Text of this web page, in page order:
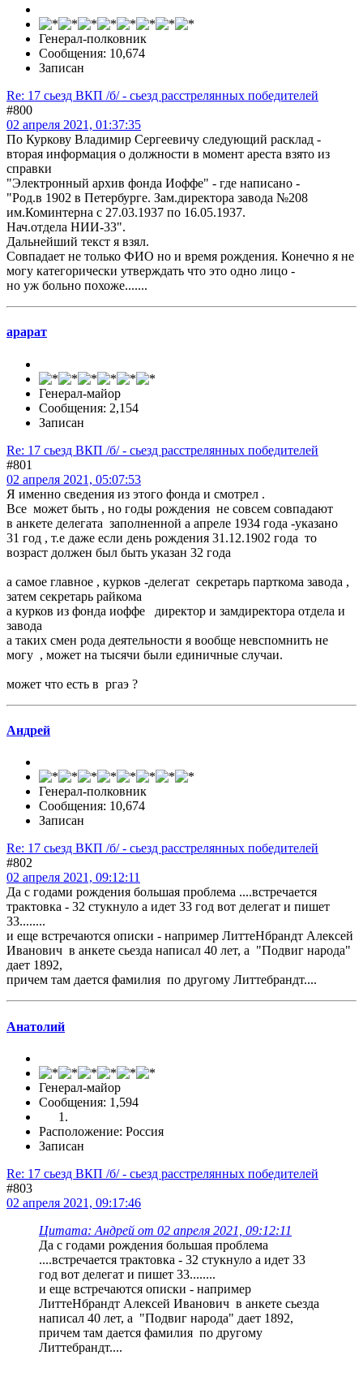
Генерал-полковник
Сообщения: 10,674
Записан
Re: 17 сьезд ВКП /б/ - сьезд расстрелянных победителей
#800
02 апреля 2021, 01:37:35
По Куркову Владимир Сергеевичу следующий расклад -
вторая информация о должности в момент ареста взято из
справки
"Электронный архив фонда Иоффе" - где написано -
"Род.в 1902 в Петербурге. Зам.директора завода №208
им.Коминтерна с 27.03.1937 по 16.05.1937.
Нач.отдела НИИ-33".
Дальнейший текст я взял.
Совпадает не только ФИО но и время рождения. Конечно я не
могу категорически утверждать что это одно лицо -
но уж больно похоже.......
арарат
Генерал-майор
Сообщения: 2,154
Записан
Re: 17 сьезд ВКП /б/ - сьезд расстрелянных победителей
#801
02 апреля 2021, 05:07:53
Я именно сведения из этого фонда и смотрел .
Все может быть , но годы рождения не совсем совпадают
в анкете делегата заполненной а апреле 1934 года -указано
31 год , т.е даже если день рождения 31.12.1902 года то
возраст должен был быть указан 32 года
а самое главное , курков -делегат секретарь парткома завода ,
затем секретарь райкома
а курков из фонда иоффе директор и замдиректора отдела и
завода
а таких смен рода деятельности я вообще невспомнить не
могу , может на тысячи были единичные случаи.
может что есть в ргаэ ?
Андрей
Генерал-полковник
Сообщения: 10,674
Записан
Re: 17 сьезд ВКП /б/ - сьезд расстрелянных победителей
#802
02 апреля 2021, 09:12:11
Да с годами рождения большая проблема ....встречается
трактовка - 32 стукнуло а идет 33 год вот делегат и пишет
33........
и еще встречаются описки - например ЛиттеНбрандт Алексей
Иванович в анкете сьезда написал 40 лет, а "Подвиг народа"
дает 1892,
причем там дается фамилия по другому Литтебрандт....
Анатолий
Генерал-майор
Сообщения: 1,594
Расположение: Россия
Записан
Re: 17 сьезд ВКП /б/ - сьезд расстрелянных победителей
#803
02 апреля 2021, 09:17:46
Цитата: Андрей от 02 апреля 2021, 09:12:11
Да с годами рождения большая проблема
....встречается трактовка - 32 стукнуло а идет 33
год вот делегат и пишет 33........
и еще встречаются описки - например
ЛиттеНбрандт Алексей Иванович в анкете сьезда
написал 40 лет, а "Подвиг народа" дает 1892,
причем там дается фамилия по другому
Литтебрандт....